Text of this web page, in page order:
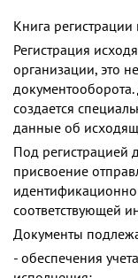
Книга
Регистрация
организации, это
создается
данные об
Под регистрацией
присвоение
соответствующей
Документы
- обеспечения